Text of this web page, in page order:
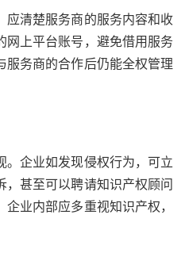
应清楚服务商的服务内容和收
网上平台账号，避免借用服务
服务商的合作后仍能全权管理
。企业如发现侵权行为，可立
，甚至可以聘请知识产权顾问
业内部应多重视知识产权，